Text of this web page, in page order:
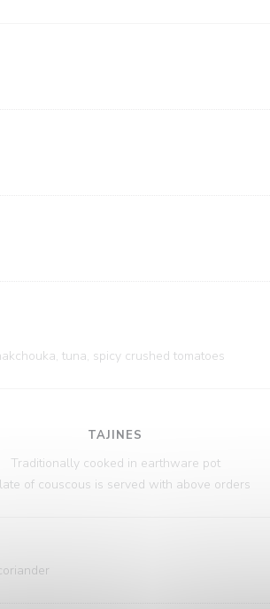
tuna, spicy crushed tomatoes
TAJINES
Traditionally cooked in earthware pot
of couscous is served with above orders